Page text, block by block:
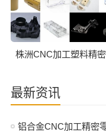
株洲CNC加工塑料精
最新资讯
铝合金CNC加工精密